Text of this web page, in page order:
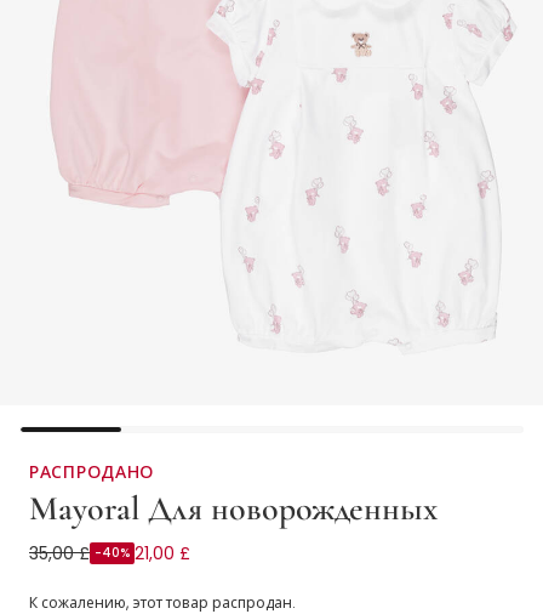
РАСПРОДАНО
Mayoral Для новорожденных
Baby Girls Pink & Ivory Cotton Teddy Bear Shorties (2
35,00 £ -40% 21,00 £
К сожалению, этот товар распродан.